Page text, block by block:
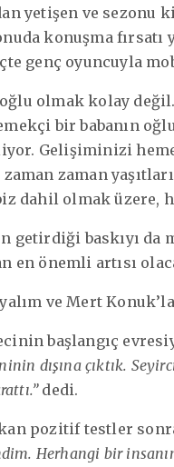
yetişen ve sezonu
konuşma fırsatı
genç oyuncuyla
olmak kolay
bir babanın
Gelişiminizi
zaman
dahil olmak üzere,
getirdiği baskıyı da
en önemli artısı
ve Mert
başlangıç
dışına çıktık.
dedi.
pozitif testler
Herhangi bir